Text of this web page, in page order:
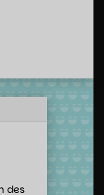
des